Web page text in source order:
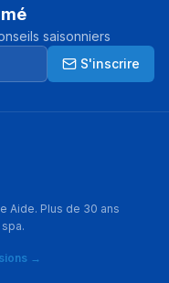
saisonniers
S'inscrire
Aide. Plus de 30 ans
→